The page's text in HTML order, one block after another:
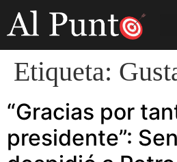
Etiqueta:
“Gracias por
presidente”: